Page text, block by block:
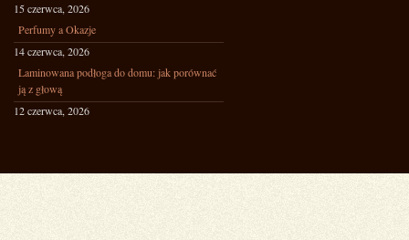
15 czerwca, 2026
Perfumy a Okazje
14 czerwca, 2026
Laminowana podłoga do domu: jak porównać
ją z głową
12 czerwca, 2026